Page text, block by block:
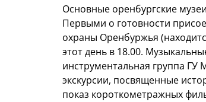
Основные оренбургские
Первыми о готовности
охраны Оренбуржья
этот день в 18.00.
инструментальная группа
экскурсии, посвященные
показ короткометражных